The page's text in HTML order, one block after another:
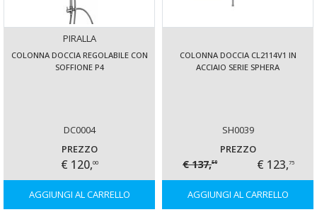
PIRALLA
COLONNA DOCCIA REGOLABILE CON
SOFFIONE P4
DC0004
PREZZO
€ 120,00
AGGIUNGI AL CARRELLO
COLONNA DOCCIA CL2114V1 IN
ACCIAIO SERIE SPHERA
SH0039
PREZZO
€ 137,50 € 123,75
AGGIUNGI AL CARRELLO